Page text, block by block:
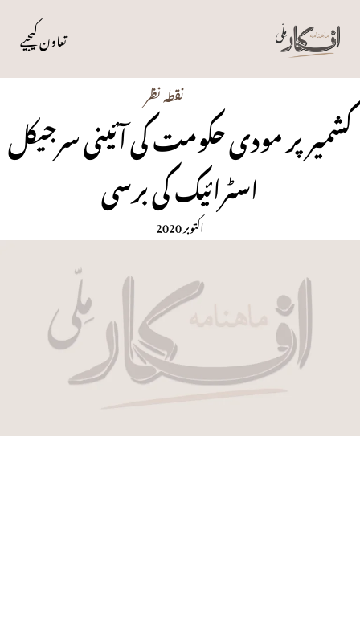
تعاون کیجیے
نقطہ نظر
کشمیرپر مودی حکومت کی آئینی سرجیکل
اسٹرائیک کی برسی
اکتوبر 2020